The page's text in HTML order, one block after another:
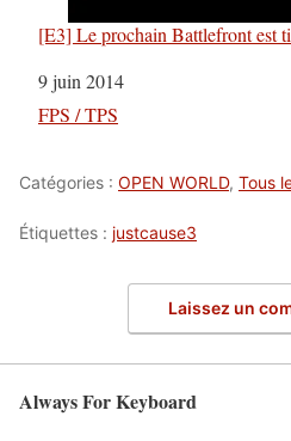
[E3] Le prochain Battlefront est
Date
9 juin 2014
Par rapport à
FPS / TPS
Catégories : OPEN WORLD, Tous
Étiquettes : justcause3
Laissez un
Always For Keyboard